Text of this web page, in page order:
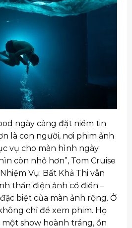
ngày càng đặt niềm tin
là con người, nơi phim ảnh
vụ cho màn hình ngày
còn nhỏ hơn”, Tom Cruise
Vụ: Bất Khả Thi vẫn
thần điện ảnh cổ điển –
biệt của màn ảnh rộng. Ở
chỉ để xem phim. Họ
show hoành tráng, ồn